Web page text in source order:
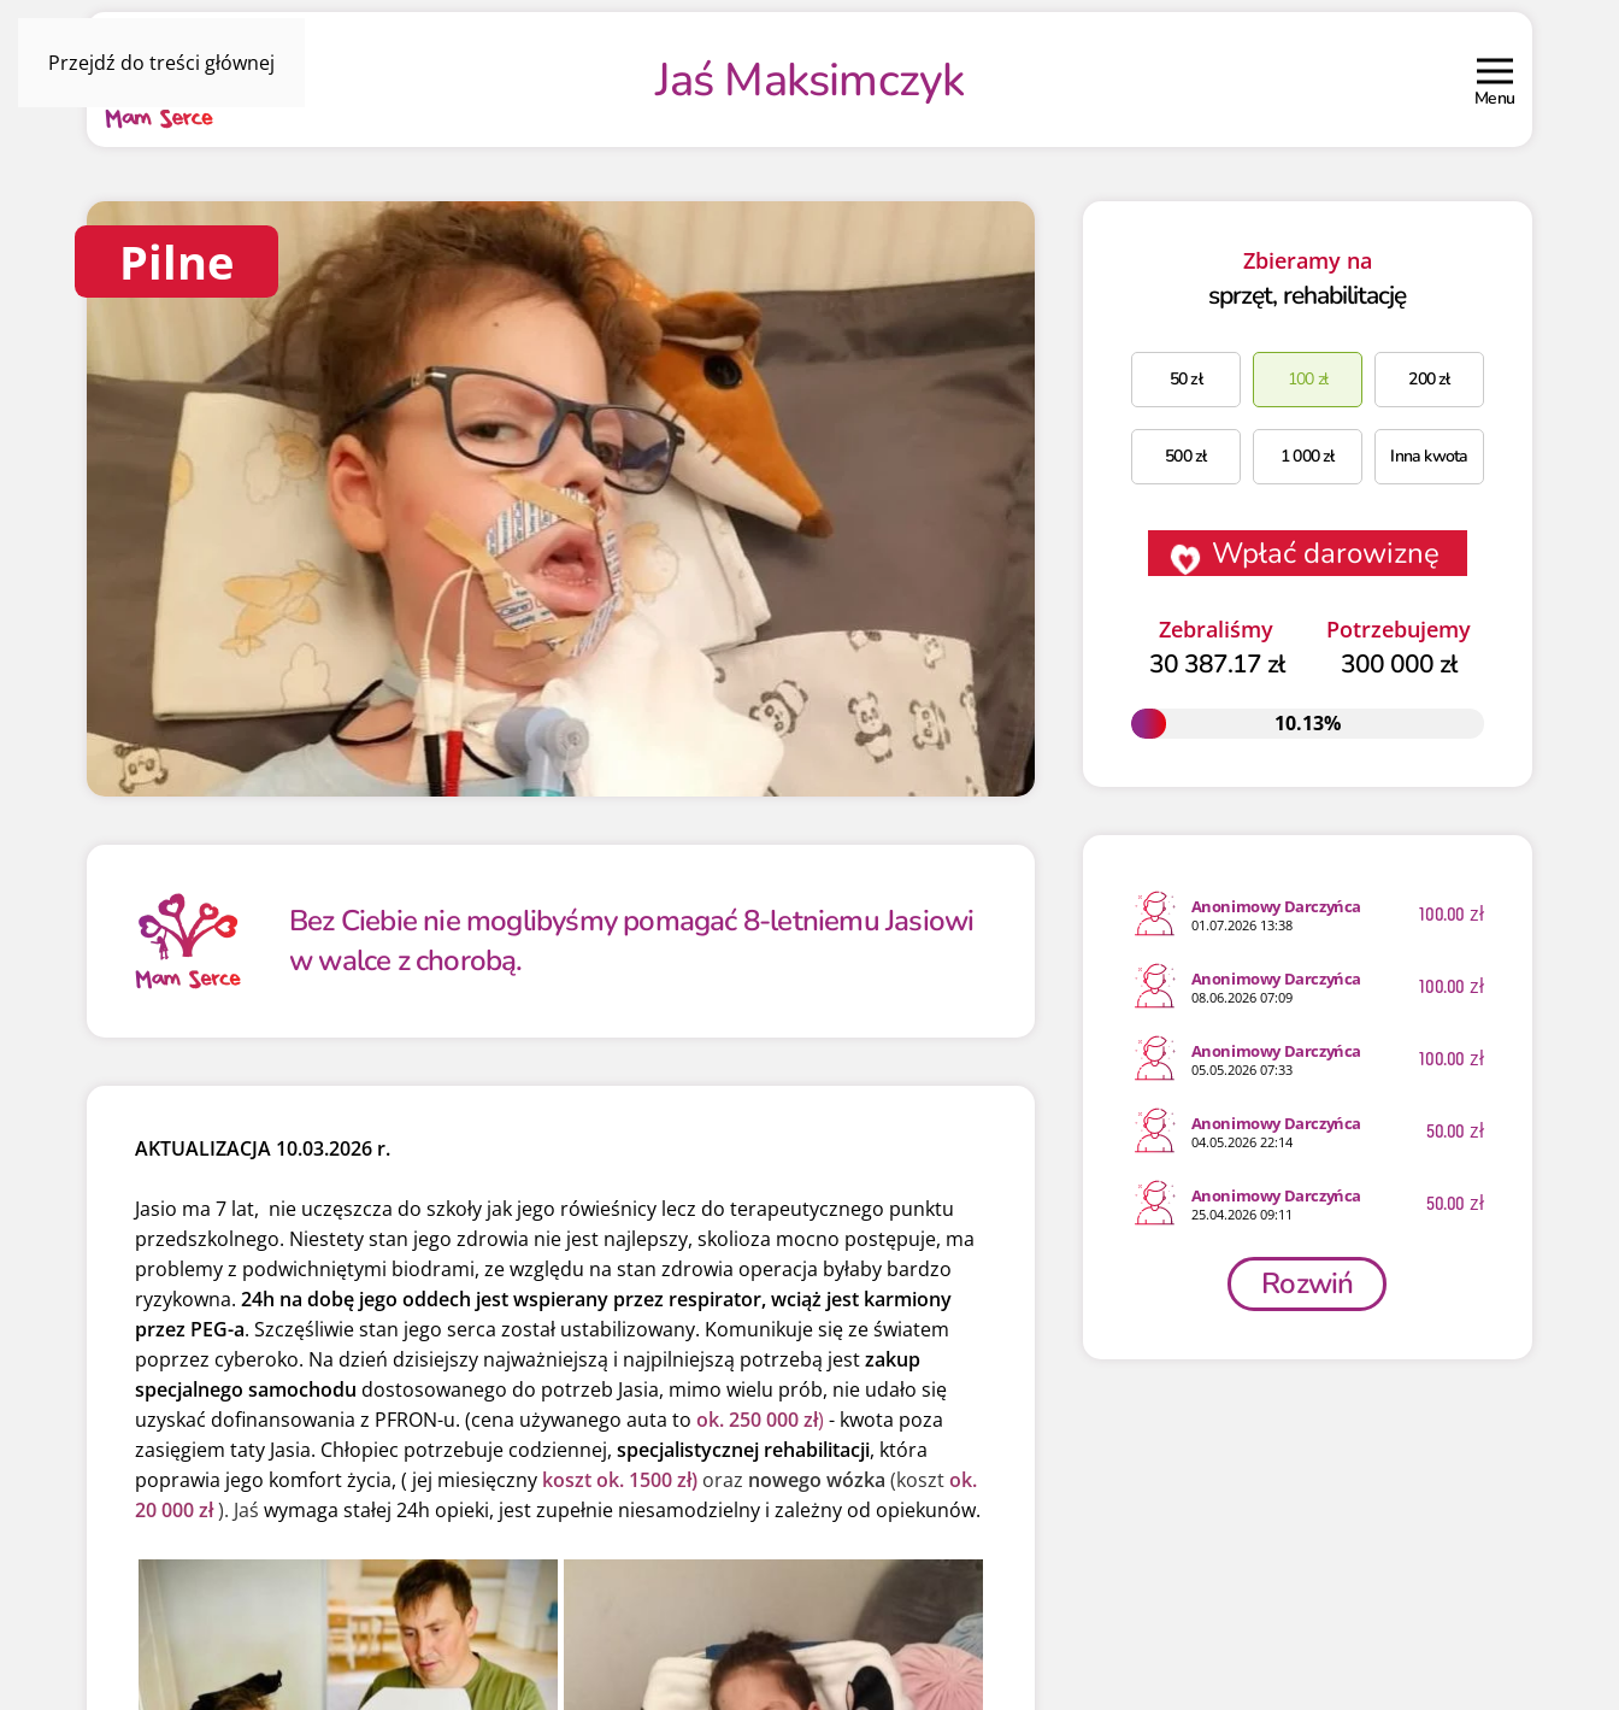
Przejdź do treści głównej Jaś Maksimczyk Menu
Pilne
Bez Ciebie nie moglibyśmy pomagać 8-letniemu Jasiowi
w walce z chorobą.
AKTUALIZACJA 10.03.2026 r.
Jasio ma 7 lat, nie uczęszcza do szkoły jak jego rówieśnicy lecz do terapeutycznego punktu
przedszkolnego. Niestety stan jego zdrowia nie jest najlepszy, skolioza mocno postępuje, ma
problemy z podwichniętymi biodrami, ze względu na stan zdrowia operacja byłaby bardzo
ryzykowna. 24h na dobę jego oddech jest wspierany przez respirator, wciąż jest karmiony
przez PEG-a. Szczęśliwie stan jego serca został ustabilizowany. Komunikuje się ze światem
poprzez cyberoko. Na dzień dzisiejszy najważniejszą i najpilniejszą potrzebą jestzakup
specjalnego samochodu dostosowanego do potrzeb Jasia, mimo wielu prób, nie udało się
uzyskać dofinansowania z PFRON-u. (cena używanego auta to ok. 250 000 zł) - kwota poza
zasięgiem taty Jasia. Chłopiec potrzebuje codziennej, specjalistycznej rehabilitacji, która
poprawia jego komfort życia, ( jej miesięczny koszt ok. 1500 zł) oraz nowego wózka (kosztok.
20 000 zł). Jaś wymaga stałej 24h opieki, jest zupełnie niesamodzielny i zależny od opiekunów.
Zbieramy na
sprzęt, rehabilitację
50zł 100zł 200zł
500zł 1 000zł Inna kwota
Wpłać darowiznę
Zebraliśmy
30 387.17 zł
Potrzebujemy
300 000 zł
10.13%
10.13%
Anonimowy Darczyńca
01.07.2026 13:38 100.00 zł
Anonimowy Darczyńca
08.06.2026 07:09 100.00 zł
Anonimowy Darczyńca
05.05.2026 07:33 100.00 zł
Anonimowy Darczyńca
04.05.2026 22:14 50.00 zł
Anonimowy Darczyńca
25.04.2026 09:11 50.00 zł
Rozwiń